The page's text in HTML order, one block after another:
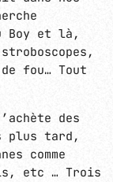
Boy et là,
fou… Tout
des
plus tard,
comme
etc … Trois